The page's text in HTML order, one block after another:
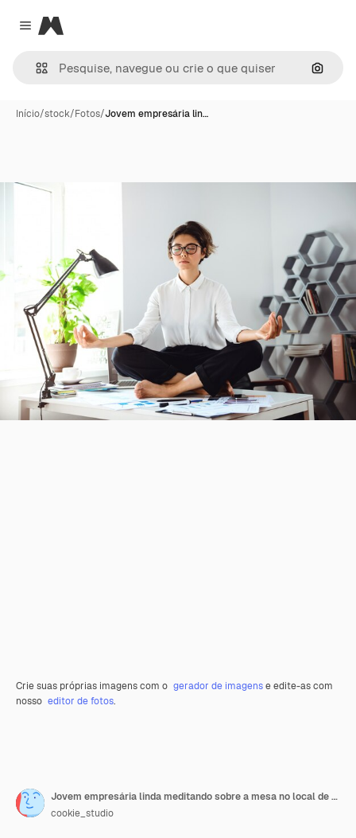
Close menu
Magnific
Início/stock/Fotos/Jovem empresária lin…
Crie suas próprias imagens com o gerador de imagense edite-as com
nosso editor de fotos.
Jovem empresária linda meditando sobre a mesa no local de trabalho no escritório.
cookie_studio